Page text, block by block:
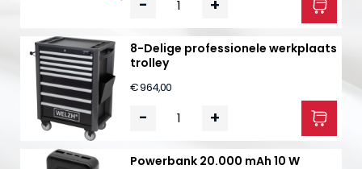
- +
8-Delige professionele werkplaats
trolley
€ 964,00
- +
Powerbank 20.000 mAh 10 W